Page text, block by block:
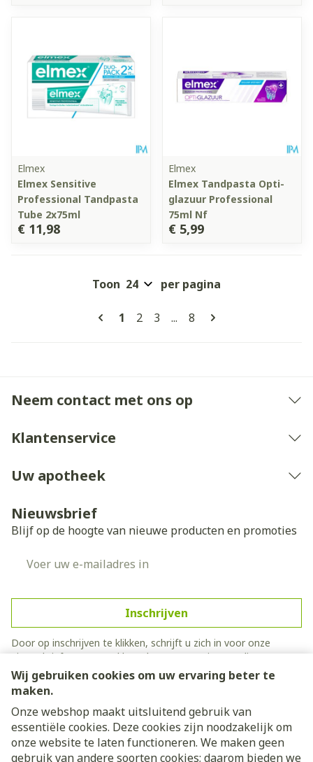
Wij gebruiken cookies om uw ervaring beter te
maken.
Onze webshop maakt uitsluitend gebruik van
essentiële cookies. Deze cookies zijn noodzakelijk om
onze website te laten functioneren. We maken geen
gebruik van andere soorten cookies; daarom bieden we
Elmex
Elmex Sensitive
Professional Tandpasta
Tube 2x75ml
€ 11,98
Elmex
Elmex Tandpasta Opti-
glazuur Professional
75ml Nf
€ 5,99
Pagina's
U lees momenteel pagina
1 Pagina
2 Pagina
3 ... Pagina
8
Toon per pagina
Neem contact met ons op
Klantenservice
Uw apotheek
Nieuwsbrief
Blijf op de hoogte van nieuwe producten en promoties
Inschrijven
Door op inschrijven te klikken, schrijft u zich in voor onze
nieuwsbrief en gaat u akkoord met onzeprivacy policy.